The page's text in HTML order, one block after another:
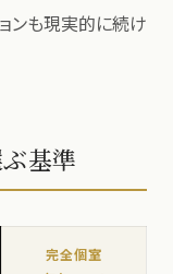
ンも現実的に続け
基準
完全個室